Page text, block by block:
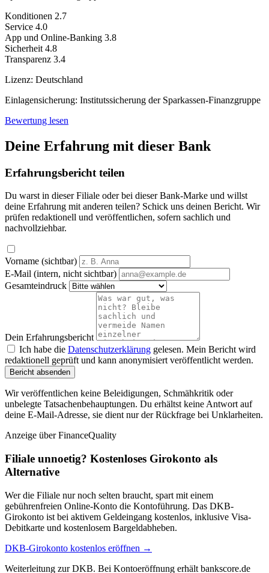
Konditionen 2.7
Service 4.0
App und Online-Banking 3.8
Sicherheit 4.8
Transparenz 3.4
Lizenz: Deutschland
Einlagensicherung: Institutssicherung der Sparkassen-Finanzgruppe
Bewertung lesen
Deine Erfahrung mit dieser Bank
Erfahrungsbericht teilen
Du warst in dieser Filiale oder bei dieser Bank-Marke und willst
deine Erfahrung mit anderen teilen? Schick uns deinen Bericht. Wir
prüfen redaktionell und veröffentlichen, sofern sachlich und
nachvollziehbar.
Vorname (sichtbar)
E-Mail (intern, nicht sichtbar)
Gesamteindruck
Dein Erfahrungsbericht
Ich habe die Datenschutzerklärung gelesen. Mein Bericht wird
redaktionell geprüft und kann anonymisiert veröffentlicht werden.
Bericht absenden
Wir veröffentlichen keine Beleidigungen, Schmähkritik oder
unbelegte Tatsachenbehauptungen. Du erhältst keine Antwort auf
deine E-Mail-Adresse, sie dient nur der Rückfrage bei Unklarheiten.
Anzeige über FinanceQuality
Filiale unnoetig? Kostenloses Girokonto als
Alternative
Wer die Filiale nur noch selten braucht, spart mit einem
gebührenfreien Online-Konto die Kontoführung. Das DKB-
Girokonto ist bei aktivem Geldeingang kostenlos, inklusive Visa-
Debitkarte und kostenlosem Bargeldabheben.
DKB-Girokonto kostenlos eröffnen →
Weiterleitung zur DKB. Bei Kontoeröffnung erhält bankscore.de